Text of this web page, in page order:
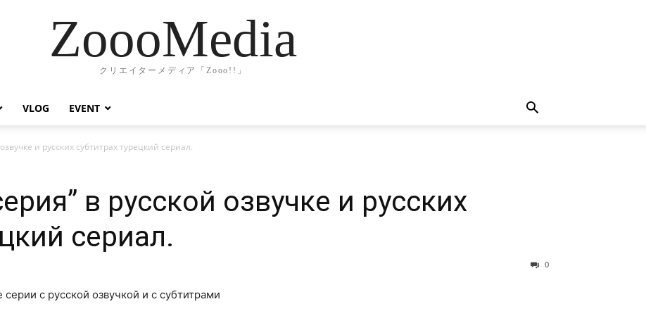
ZoooMedia
クリエイターメディア「Zooo!!」
VLOG EVENT
и русских субтитрах турецкий сериал.
в русской озвучке и русских
сериал.
0
с русской озвучкой и с субтитрами